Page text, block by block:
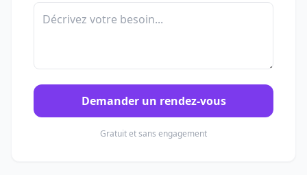
Demander un rendez-vous
Gratuit et sans engagement